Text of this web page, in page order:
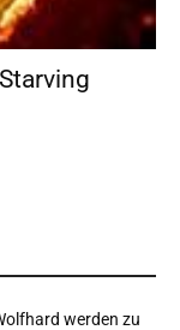
werden zu